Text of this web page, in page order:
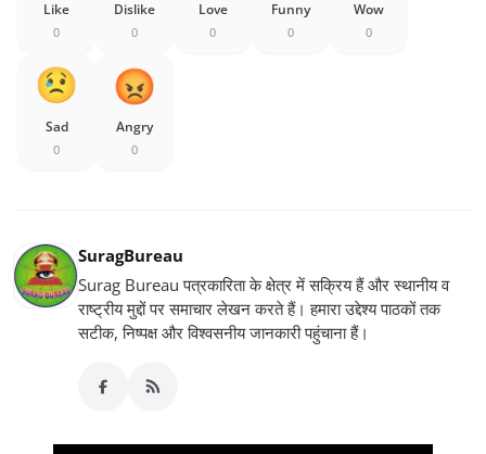
Like
0
Dislike
0
Love
0
Funny
0
Wow
0
Sad
0
Angry
0
SuragBureau
Surag Bureau पत्रकारिता के क्षेत्र में सक्रिय हैं और स्थानीय व
राष्ट्रीय मुद्दों पर समाचार लेखन करते हैं। हमारा उद्देश्य पाठकों तक
सटीक, निष्पक्ष और विश्वसनीय जानकारी पहुंचाना हैं।